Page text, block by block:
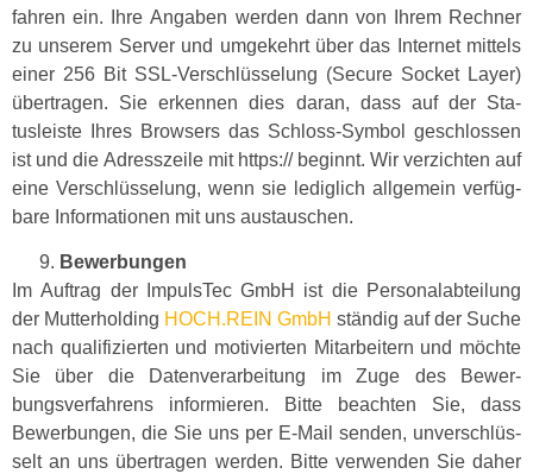
fahren ein. Ihre Angaben wer­den dann von Ihrem Rech­n­er
zu unserem Serv­er und umgekehrt über das Inter­net mit­tels
ein­er 256 Bit SSL-Ver­schlüs­selung (Secure Sock­et Lay­er)
über­tra­gen. Sie erken­nen dies daran, dass auf der Sta­
tusleiste Ihres Browsers das Schloss-Sym­bol geschlossen
ist und die Adresszeile mit https:// begin­nt. Wir verzicht­en auf
eine Ver­schlüs­selung, wenn sie lediglich all­ge­mein ver­füg­
bare Infor­ma­tio­nen mit uns austauschen.
Bewer­bun­gen
Im Auf­trag der Impul­sTec GmbH ist die Per­son­al­abteilung
der Mut­ter­hold­ing HOCH.REIN GmbH ständig auf der Suche
nach qual­i­fizierten und motivierten Mitar­beit­ern und möchte
Sie über die Daten­ver­ar­beitung im Zuge des Bewer­
bungsver­fahrens informieren. Bitte beacht­en Sie, dass
Bewer­bun­gen, die Sie uns per E‑Mail senden, unver­schlüs­
selt an uns über­tra­gen wer­den. Bitte ver­wen­den Sie daher